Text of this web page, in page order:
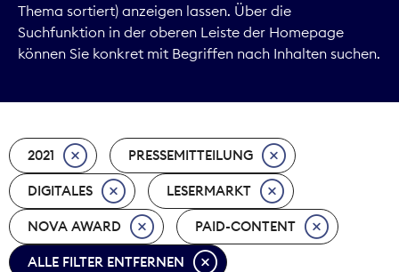
Kommunikation
Marktdaten
Nachhaltigkeit
Nachwuchs
Nova Award
Thema sortiert) anzeigen lassen. Über die
Suchfunktion in der oberen Leiste der Homepage
können Sie konkret mit Begriffen nach Inhalten suchen.
2021 PRESSEMITTEILUNG
DIGITALES LESERMARKT
NOVA AWARD PAID-CONTENT
ALLE FILTER ENTFERNEN